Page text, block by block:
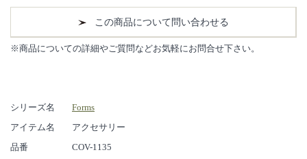
この商品について問い合わせる
※商品についての詳細やご質問などお気軽にお問合せ下さい。
シリーズ名
Forms
アイテム名
アクセサリー
品番
COV-1135